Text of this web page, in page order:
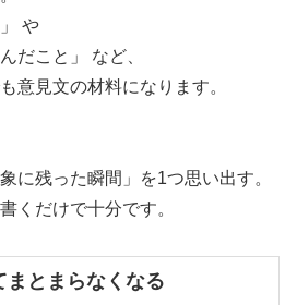
や
だこと」 など、
意見文の材料になります。
に残った瞬間」を1つ思い出す。
くだけで十分です。
とまらなくなる